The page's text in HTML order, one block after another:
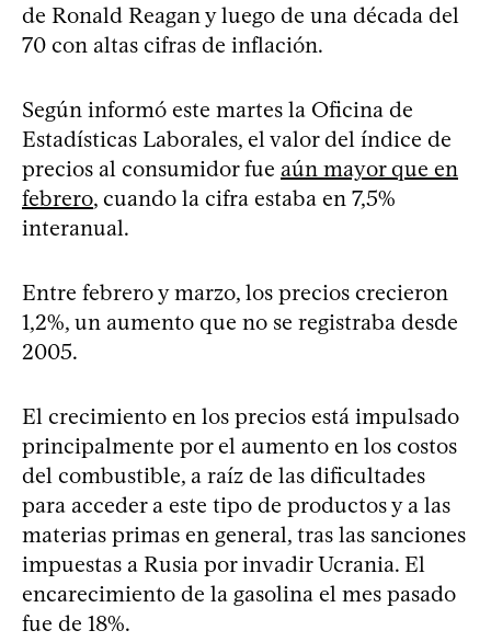
de Ronald Reagan y luego de una década del
70 con altas cifras de inflación.
Según informó este martes la Oficina de
Estadísticas Laborales, el valor del índice de
precios al consumidor fue aún mayor que en
febrero, cuando la cifra estaba en 7,5%
interanual.
Entre febrero y marzo, los precios crecieron
1,2%, un aumento que no se registraba desde
2005.
El crecimiento en los precios está impulsado
principalmente por el aumento en los costos
del combustible, a raíz de las dificultades
para acceder a este tipo de productos y a las
materias primas en general, tras las sanciones
impuestas a Rusia por invadir Ucrania. El
encarecimiento de la gasolina el mes pasado
fue de 18%.